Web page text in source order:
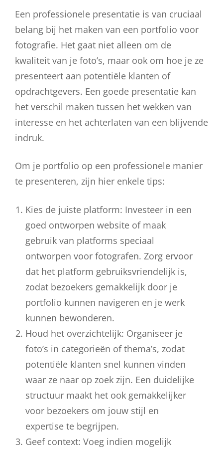
Een professionele presentatie is van cruciaal
belang bij het maken van een portfolio voor
fotografie. Het gaat niet alleen om de
kwaliteit van je foto’s, maar ook om hoe je ze
presenteert aan potentiële klanten of
opdrachtgevers. Een goede presentatie kan
het verschil maken tussen het wekken van
interesse en het achterlaten van een blijvende
indruk.
Om je portfolio op een professionele manier
te presenteren, zijn hier enkele tips:
Kies de juiste platform: Investeer in een
goed ontworpen website of maak
gebruik van platforms speciaal
ontworpen voor fotografen. Zorg ervoor
dat het platform gebruiksvriendelijk is,
zodat bezoekers gemakkelijk door je
portfolio kunnen navigeren en je werk
kunnen bewonderen.
Houd het overzichtelijk: Organiseer je
foto’s in categorieën of thema’s, zodat
potentiële klanten snel kunnen vinden
waar ze naar op zoek zijn. Een duidelijke
structuur maakt het ook gemakkelijker
voor bezoekers om jouw stijl en
expertise te begrijpen.
Geef context: Voeg indien mogelijk